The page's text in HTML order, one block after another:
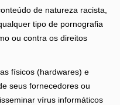
de natureza racista,
tipo de pornografia
ou contra os direitos
físicos (hardwares) e
seus fornecedores ou
vírus informáticos